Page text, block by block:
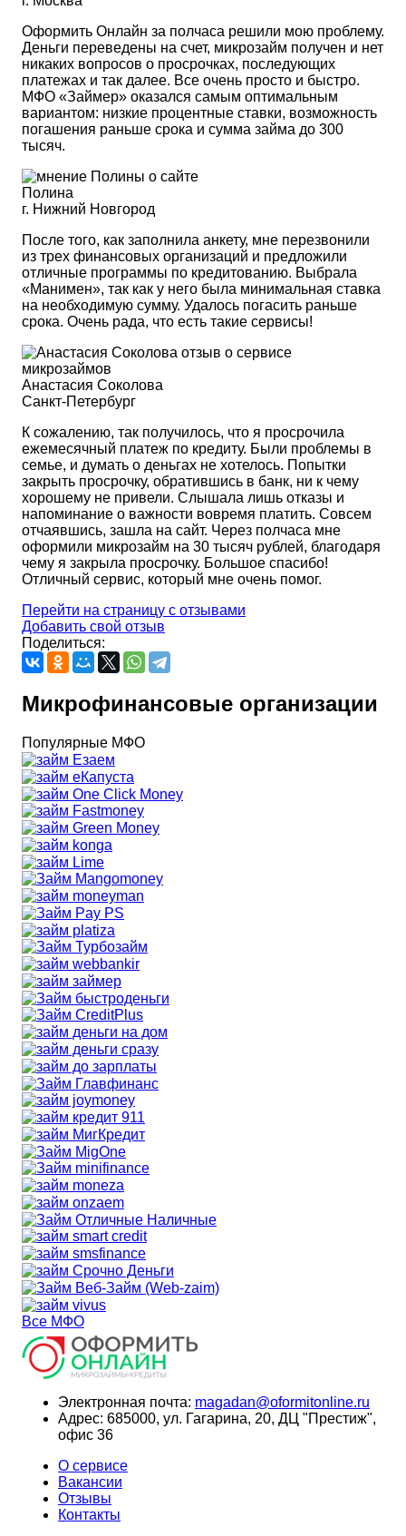
Оформить Онлайн за полчаса решили мою проблему.
Деньги переведены на счет, микрозайм получен и нет
никаких вопросов о просрочках, последующих
платежах и так далее. Все очень просто и быстро.
МФО «Займер» оказался самым оптимальным
вариантом: низкие процентные ставки, возможность
погашения раньше срока и сумма займа до 300
тысяч.
Полина
г. Нижний Новгород
После того, как заполнила анкету, мне перезвонили
из трех финансовых организаций и предложили
отличные программы по кредитованию. Выбрала
«Манимен», так как у него была минимальная ставка
на необходимую сумму. Удалось погасить раньше
срока. Очень рада, что есть такие сервисы!
Анастасия Соколова
Санкт-Петербург
К сожалению, так получилось, что я просрочила
ежемесячный платеж по кредиту. Были проблемы в
семье, и думать о деньгах не хотелось. Попытки
закрыть просрочку, обратившись в банк, ни к чему
хорошему не привели. Слышала лишь отказы и
напоминание о важности вовремя платить. Совсем
отчаявшись, зашла на сайт. Через полчаса мне
оформили микрозайм на 30 тысяч рублей, благодаря
чему я закрыла просрочку. Большое спасибо!
Отличный сервис, который мне очень помог.
Перейти на страницу с отзывами
Добавить свой отзыв
Поделиться:
Микрофинансовые организации
Популярные МФО
Все МФО
Электронная почта: magadan@oformitonline.ru
Адрес: 685000, ул. Гагарина, 20, ДЦ "Престиж",
офис 36
О сервисе
Вакансии
Отзывы
Контакты